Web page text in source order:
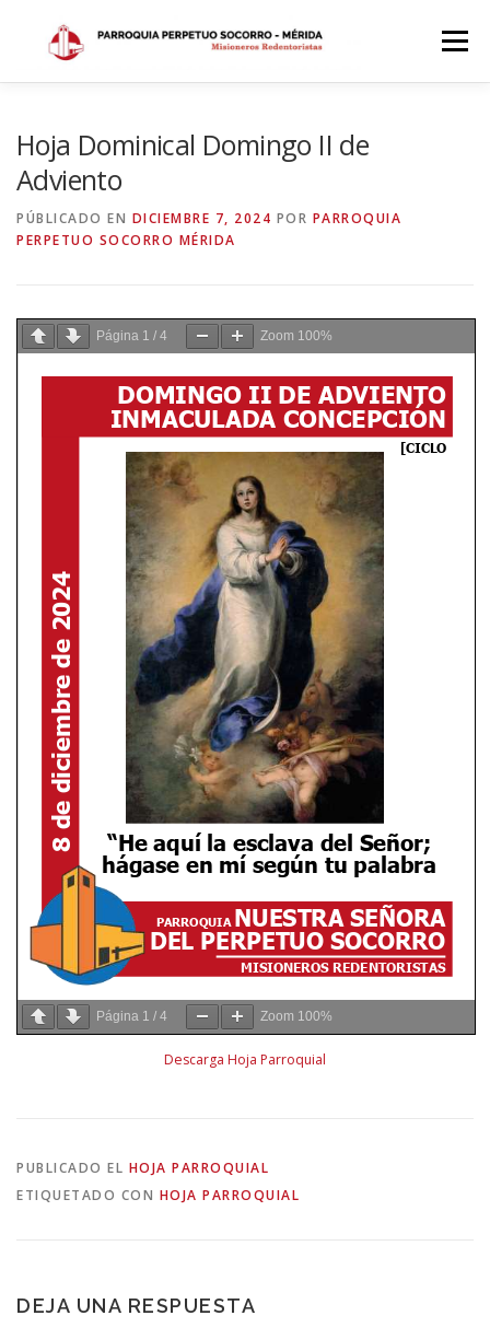
contenido
Menú
Hoja Dominical Domingo II de
Adviento
PÚBLICADO EN DICIEMBRE 7, 2024 POR PARROQUIA
PERPETUO SOCORRO MÉRIDA
Página 1 / 4 Zoom 100%
Página 1 / 4 Zoom 100%
Descarga Hoja Parroquial
PUBLICADO EL HOJA PARROQUIAL
ETIQUETADO CON HOJA PARROQUIAL
DEJA UNA RESPUESTA